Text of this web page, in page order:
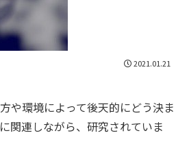
2021.01.21
や環境によって後天的にどう決ま
関連しながら、研究されていま